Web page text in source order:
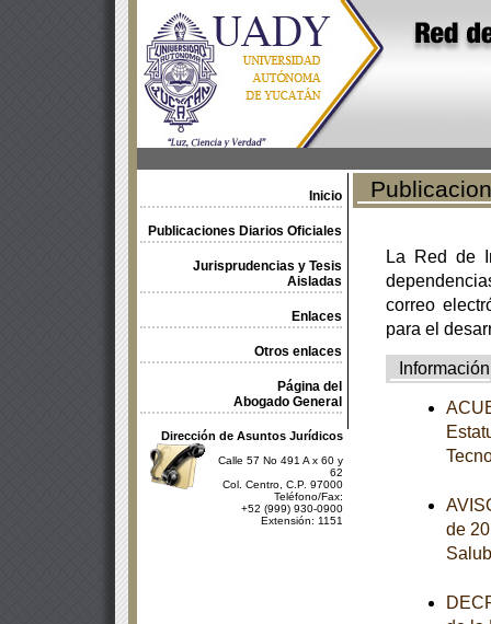
Inicio
Publicaciones Diarios Oficiales
Jurisprudencias y Tesis
Aisladas
Enlaces
Otros enlaces
Página del
Abogado General
Dirección de Asuntos Jurídicos
Calle 57 No 491 A x 60 y
62
Col. Centro, C.P. 97000
Teléfono/Fax:
+52 (999) 930-0900
Extensión: 1151
La Red de
correo
para el
Información
de